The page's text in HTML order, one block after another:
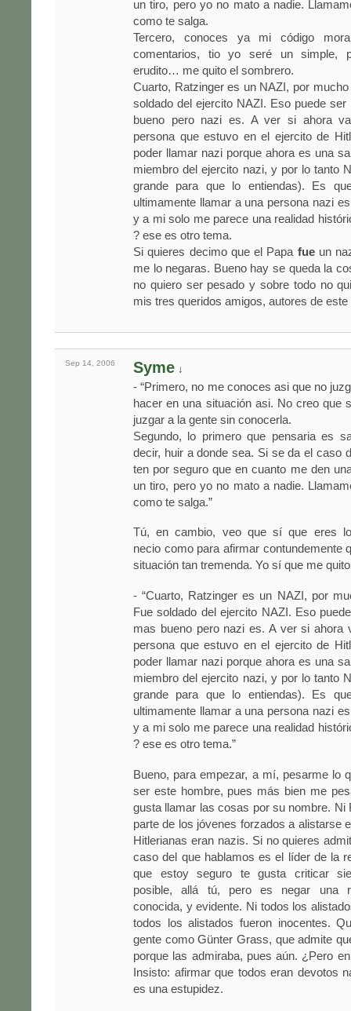
un tiro, pero yo no mato a nadie.
como te salga.
Tercero, conoces ya mi código
comentarios, tio yo seré un simple,
erudito… me quito el sombrero.
Cuarto, Ratzinger es un NAZI, por
soldado del ejercito NAZI. Eso puede
bueno pero nazi es. A ver si ahora
persona que estuvo en el ejercito de
poder llamar nazi porque ahora es una
miembro del ejercito nazi, y por lo tanto
grande para que lo entiendas). Es
ultimamente llamar a una persona nazi
y a mi solo me parece una realidad
? ese es otro tema.
Si quieres decimo que el Papa fueun
me lo negaras. Bueno hay se queda la
no quiero ser pesado y sobre todo no
mis tres queridos amigos, autores de este
Sep 14, 2006 Syme ↓
- “Primero, no me conoces asi que no
hacer en una situación asi. No creo que
juzgar a la gente sin conocerla.
Segundo, lo primero que pensaria es
decir, huir a donde sea. Si se da el caso
ten por seguro que en cuanto me den
un tiro, pero yo no mato a nadie.
como te salga.”
Tú, en cambio, veo que sí que eres lo
necio como para afirmar contundemente
situación tan tremenda. Yo sí que me
- “Cuarto, Ratzinger es un NAZI, por
Fue soldado del ejercito NAZI. Eso
mas bueno pero nazi es. A ver si ahora
persona que estuvo en el ejercito de
poder llamar nazi porque ahora es una
miembro del ejercito nazi, y por lo tanto
grande para que lo entiendas). Es
ultimamente llamar a una persona nazi
y a mi solo me parece una realidad
? ese es otro tema.”
Bueno, para empezar, a mí, pesarme lo
ser este hombre, pues más bien me
gusta llamar las cosas por su nombre. Ni
parte de los jóvenes forzados a alistarse
Hitlerianas eran nazis. Si no quieres
caso del que hablamos es el líder de la
que estoy seguro te gusta criticar
posible, allá tú, pero es negar una
conocida, y evidente. Ni todos los
todos los alistados fueron inocentes.
gente como Günter Grass, que admite
porque las admiraba, pues aún. ¿Pero
Insisto: afirmar que todos eran devotos
es una estupidez.